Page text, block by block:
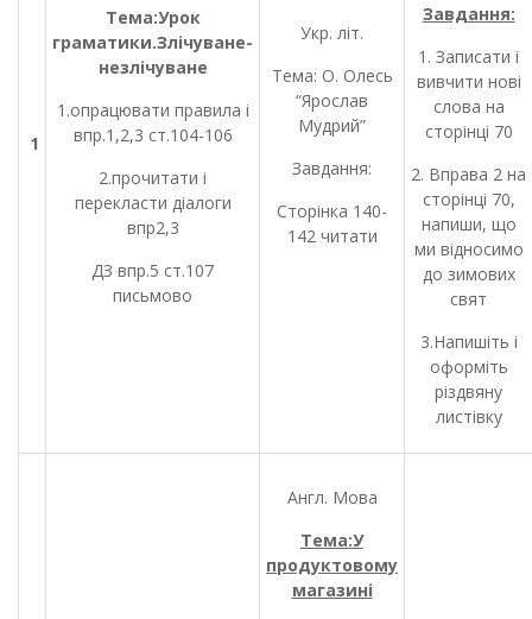
1
Тема:Урок
граматики.Злічуване-
незлічуване
1.опрацювати правила і
впр.1,2,3 ст.104-106
2.прочитати і
перекласти діалоги
впр2,3
ДЗ впр.5 ст.107
письмово
Укр. літ.
Тема: О. Олесь
“Ярослав
Мудрий”
Завдання:
Сторінка 140-
142 читати
Завдання:
1. Записати і
вивчити нові
слова на
сторінці 70
2. Вправа 2 на
сторінці 70,
напиши, що
ми відносимо
до зимових
свят
3.Напишіть і
оформіть
різдвяну
листівку
Англ. Мова
Тема:У
продуктовому
магазині